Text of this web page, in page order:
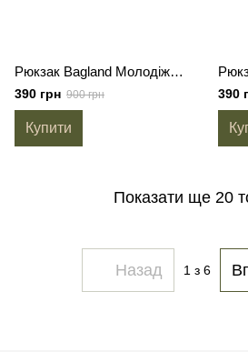
Рюкзак Bagland Молодіжний mini 8 л. сублімація 487 (00508664)
390 грн 900 грн
Купити
390
Показати ще 20
Назад 1 з 6